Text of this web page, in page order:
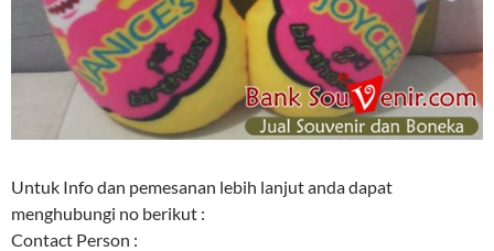
Untuk Info dan pemesanan lebih lanjut anda dapat
menghubungi no berikut :
Contact Person :